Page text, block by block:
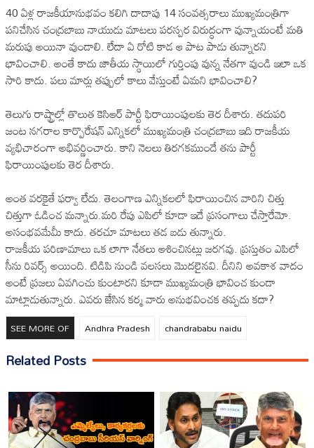
40 ఏళ్ల రాజకీయానుభవం కలిగి దాదాపు 14 సంవత్సరాలు ముఖ్యమంత్రిగా
పనిచేసిన చంద్రబాబు నాయుడు మాటలు పరస్పర విరుద్ధంగా వున్నాయంటే మతి
మరుపు అయినా వుండాలి. లేదా ఏ రోటి కాడ ఆ పాట పాడు తున్నారని
భావించాలి. అంతే కాదు జాతీయ స్థాయిలో గుర్తింపు వున్న నేతగా వుండి ఇలా ఒక
సారి కాదు. పలు మార్లు తప్పులో కాలు వేస్తుంటే ఏమని భావించాలి?
తెలుగు రాష్ట్రాల్లో తొలుత కెసిఆర్ పార్టీ ఫిరాయింపులకు తెర దీశారు. తదుపరి
జంట నగరాల కార్పొరేషన్ ఎన్నికలో ముఖ్యమంత్రి చంద్రబాబు ఇది రాజకీయ
వ్యభిచారంగా అభివర్ణించారు. కాని నెలలు తిరగకముందే తను పార్టీ
ఫిరాయింపులకు తెర దీశారు.
అంత వరకైతే ఫర్వా లేదు. తెలంగాణ ఎన్నికలలో ఫిరాయించిన వారిని చిత్తు
చిత్తుగా ఓడించ మన్నారు.మరి రేపు ఎపిలో కూడా ఇదే ప్రసంగాలు చేస్తారేమో.
అసంభవమేమీ కాదు. తరచూ మాటలు తడ బడు తున్నారు.
రాజకీయ పరిణామాలు ఒక లాగా నేతలు ఆశించినట్లు జరగవు. ప్రస్తుతం ఎపిలో
సీను రివర్స్ అయింది. టిడిపి నుండి వలసలు మొదలైనవి. దీనిని అవకాశ వాదం
అంటే ప్రజలు ఏవగించు కుంటారని కూడా ముఖ్యమంత్రి భావించ కుండా
మాట్లాడుతున్నారు. ఎవరు జేసిన కర్మ వారు అనుభవించక తప్పదు కదా?
SEE MORE OF Andhra Pradesh chandrababu naidu
Related Posts